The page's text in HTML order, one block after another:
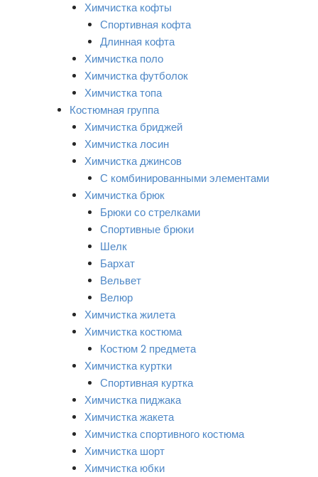
Химчистка кофты
Спортивная кофта
Длинная кофта
Химчистка поло
Химчистка футболок
Химчистка топа
Костюмная группа
Химчистка бриджей
Химчистка лосин
Химчистка джинсов
С комбинированными элементами
Химчистка брюк
Брюки со стрелками
Спортивные брюки
Шелк
Бархат
Вельвет
Велюр
Химчистка жилета
Химчистка костюма
Костюм 2 предмета
Химчистка куртки
Спортивная куртка
Химчистка пиджака
Химчистка жакета
Химчистка спортивного костюма
Химчистка шорт
Химчистка юбки